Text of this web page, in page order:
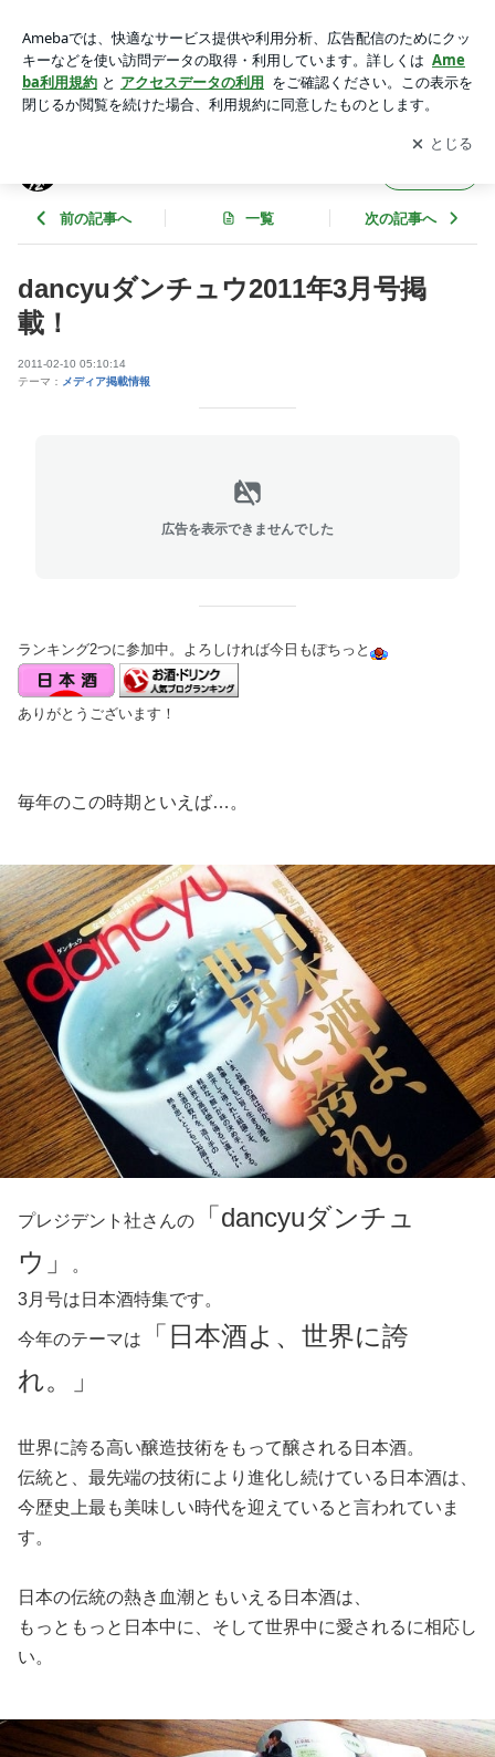
日記
アプリをダウンロードして ブログの更新通知
を受け取りまし
ょう。
開く
前の記事へ 一覧 次の記事へ
dancyuダンチュウ2011年3月号掲
載！
2011-02-10 05:10:14
テーマ： メディア掲載情報
広告を表示できませんでした
ランキング2つに参加中。よろしければ今日もぽちっと
ありがとうございます！
毎年のこの時期といえば…。
プレジデント社さんの
「dancyuダンチュ
ウ」
。
3月号は日本酒特集です。
今年のテーマは
「日本酒よ、世界に誇
れ。」
世界に誇る高い醸造技術をもって醸される日本酒。
伝統と、最先端の技術により進化し続けている日本酒は、
今歴史上最も美味しい時代を迎えていると言われていま
す。
日本の伝統の熱き血潮ともいえる日本酒は、
もっともっと日本中に、そして世界中に愛されるに相応し
い。